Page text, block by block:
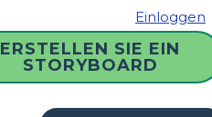
Einloggen
ERSTELLEN SIE EIN
STORYBOARD